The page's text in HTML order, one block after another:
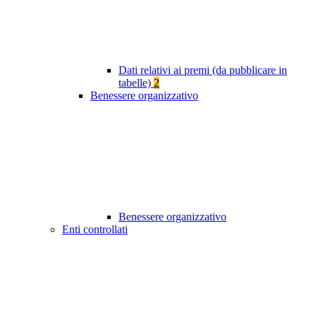
Dati relativi ai premi (da pubblicare in
tabelle) 2
Benessere organizzativo
Benessere organizzativo
Enti controllati